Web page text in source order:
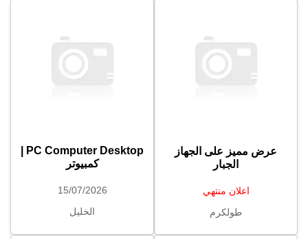
عرض مميز على الجهاز
الجبار
اعلان منتهي
طولكرم
كمبيوتر
15/07/2026
الخليل